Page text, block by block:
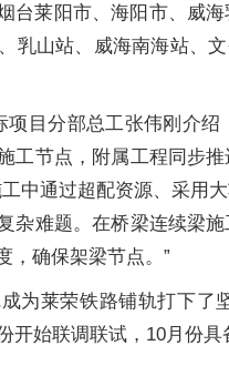
台莱阳市、海阳市、威
乳山站、威海南海站、
项目分部总工张伟刚介
工节点，附属工程同步
中通过超配资源、采用
杂难题。在桥梁连续梁
，确保架梁节点。”
为莱荣铁路铺轨打下了
开始联调联试，10月份具